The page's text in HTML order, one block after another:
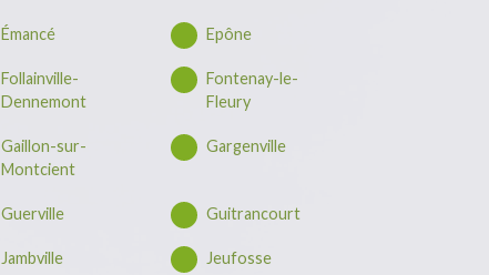
Émancé Epône
Follainville-
Dennemont
Fontenay-le-
Fleury
Gaillon-sur-
Montcient
Gargenville
Guerville Guitrancourt
Jambville Jeufosse